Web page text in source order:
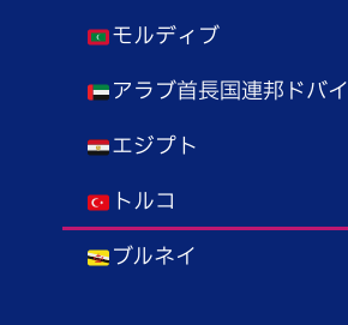
モルディブ
アラブ首長国連邦ドバイ
エジプト
トルコ
ブルネイ